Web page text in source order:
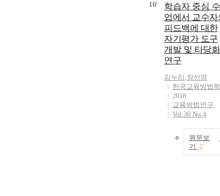
10
학습자 중심 수
업에서 교수자
피드백에 대한
자기평가 도구
개발 및 타당화
연구
김 누리 ,장선영
한국교육방법
2018
교육방법연구
Vol.30 No.4
원문보
기
2